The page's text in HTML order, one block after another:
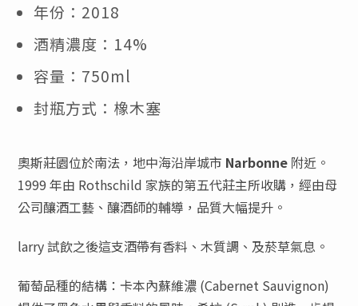
年份：2018
酒精濃度：14%
容量：750ml
封瓶方式：橡木塞
奧斯莊園位於南法，地中海沿岸城市 Narbonne附近。
1999 年由 Rothschild 家族的第五代莊主所收購，經由母
公司釀酒工藝、釀酒師的輔導，品質大幅提升。
larry 試飲之後這支酒帶有香料、木質調、及菸草氣息。
葡萄品種的結構：卡本內蘇維濃 (Cabernet Sauvignon)